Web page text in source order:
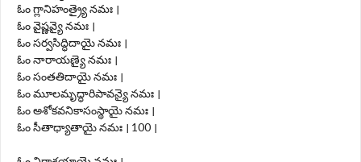
ఓం గ్లానిహంత్ర్యై నమః ।
ఓం వైష్ణవ్యై నమః ।
ఓం సర్వసిద్ధిదాయై నమః ।
ఓం నారాయణ్యై నమః ।
ఓం సంతతిదాయై నమః ।
ఓం మూలమృద్ధారిపావన్యై నమః ।
ఓం అశోకవనికాసంస్థాయై నమః ।
ఓం సీతాధ్యాతాయై నమః । 100 ।